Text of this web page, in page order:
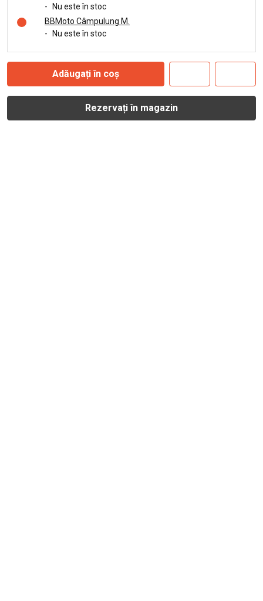
-
Nu este în stoc
BBMoto Câmpulung M.
-
Nu este în stoc
Adăugați în coș
Rezervați în magazin